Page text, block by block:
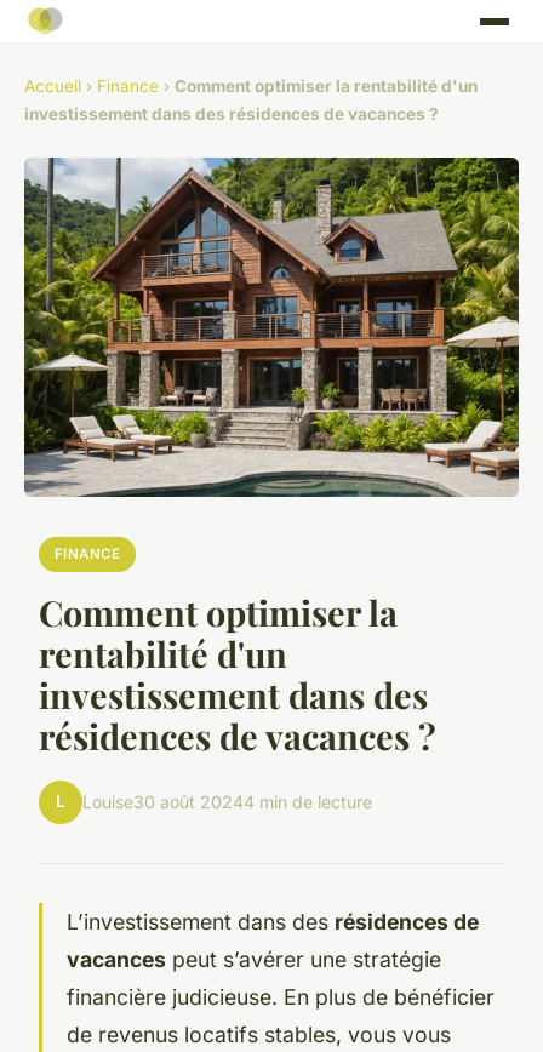
Accueil › Finance › Comment optimiser la rentabilité d'un
investissement dans des résidences de vacances ?
FINANCE
Comment optimiser la
rentabilité d'un
investissement dans des
résidences de vacances ?
L Louise30 août 20244 min de lecture
L’investissement dans des résidences de
vacances peut s’avérer une stratégie
financière judicieuse. En plus de bénéficier
de revenus locatifs stables, vous vous